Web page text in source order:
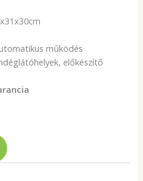
működés
előkészítő